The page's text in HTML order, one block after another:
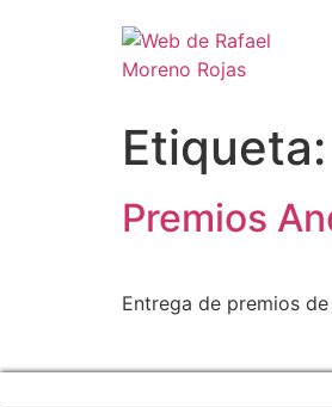
Etiqueta:
Premios
Entrega de premios